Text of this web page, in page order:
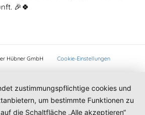
🎉🍀
Hübner GmbH Cookie-Einstellungen
zustimmungspflichtige cookies und
um bestimmte Funktionen zu
die Schaltfläche „Alle akzeptieren“